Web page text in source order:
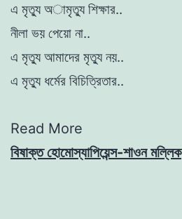
এ মৃত্যু অামৃত্যু শিক্ষার..
নীলা ভয় পেয়ো না..
এ মৃত্যু আমাদের মৃত্যু নয়..
এ মৃত্যু ধর্মের বিচিত্রিতার..
Read More
বিষাক্ত হোমোস্যাপিয়েন্স-শাওন মল্লিক